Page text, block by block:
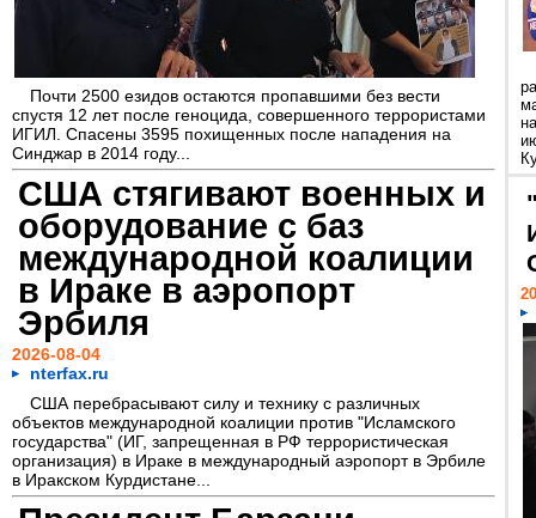
Почти 2500 езидов остаются пропавшими без вести
спустя 12 лет после геноцида, совершенного террористами
ИГИЛ. Спасены 3595 похищенных после нападения на
Синджар в 2014 году...
США стягивают военных и
оборудование с баз
международной коалиции
в Ираке в аэропорт
Эрбиля
2026-08-04
nterfax.ru
США перебрасывают силу и технику с различных
объектов международной коалиции против "Исламского
государства" (ИГ, запрещенная в РФ террористическая
организация) в Ираке в международный аэропорт в Эрбиле
в Иракском Курдистане...